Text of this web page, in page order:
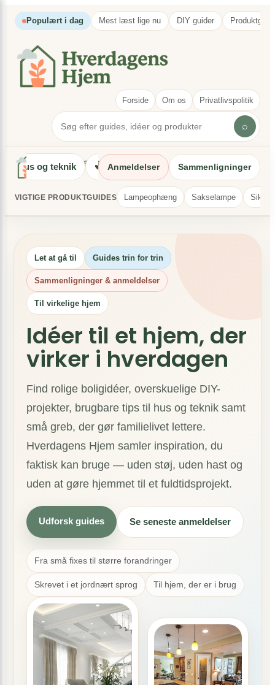
Populært i dag Mest læst lige nu DIY guider
Forside Om os Privatlivspolitik
⌕
Hus og teknik ♥ Familie og hverdag ◎Artikelsektion
Anmeldelser Sammenligninger
VIGTIGE PRODUKTGUIDES Lampeophæng Sakselampe
Let at gå til Guides trin for trin
Sammenligninger & anmeldelser
Til virkelige hjem
Idéer til et hjem, der
virker i hverdagen
Find rolige boligidéer, overskuelige DIY-
projekter, brugbare tips til hus og teknik samt
små greb, der gør familielivet lettere.
Hverdagens Hjem samler inspiration, du
faktisk kan bruge — uden støj, uden hast og
uden at gøre hjemmet til et fuldtidsprojekt.
Udforsk guides Se seneste anmeldelser
Fra små fixes til større forandringer
Skrevet i et jordnært sprog Til hjem, der er i brug